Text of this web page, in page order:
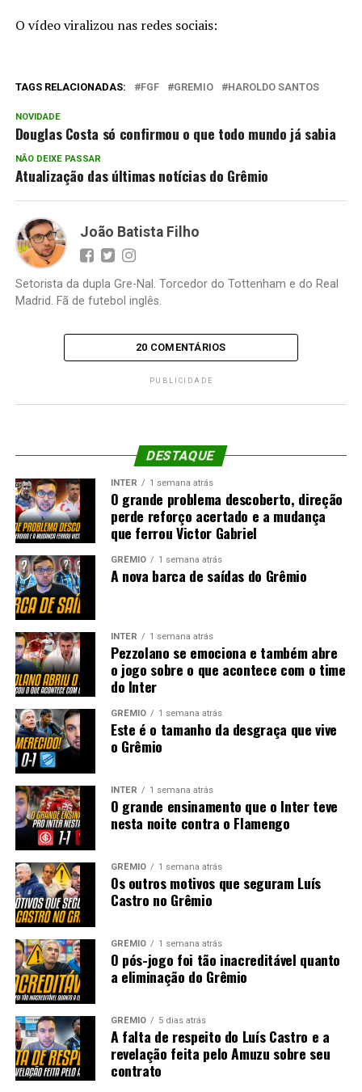
O vídeo viralizou nas redes sociais:
TAGS RELACIONADAS: FGF GREMIO HAROLDO SANTOS
NOVIDADE
Douglas Costa só confirmou o que todo mundo já sabia
NÃO DEIXE PASSAR
Atualização das últimas notícias do Grêmio
João Batista Filho
Setorista da dupla Gre-Nal. Torcedor do Tottenham e do Real
Madrid. Fã de futebol inglês.
20 COMENTÁRIOS
PUBLICIDADE
DESTAQUE
INTER 1 semana atrás
O grande problema descoberto, direção
perde reforço acertado e a mudança
que ferrou Victor Gabriel
GRÊMIO 1 semana atrás
A nova barca de saídas do Grêmio
INTER 1 semana atrás
Pezzolano se emociona e também abre
o jogo sobre o que acontece com o time
do Inter
GRÊMIO 1 semana atrás
Este é o tamanho da desgraça que vive
o Grêmio
INTER 1 semana atrás
O grande ensinamento que o Inter teve
nesta noite contra o Flamengo
GRÊMIO 1 semana atrás
Os outros motivos que seguram Luís
Castro no Grêmio
GRÊMIO 1 semana atrás
O pós-jogo foi tão inacreditável quanto
a eliminação do Grêmio
GRÊMIO 5 dias atrás
A falta de respeito do Luís Castro e a
revelação feita pelo Amuzu sobre seu
contrato